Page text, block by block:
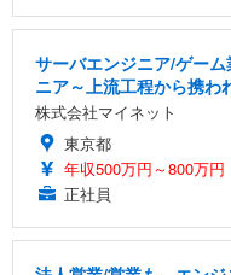
サーバエンジニア/ゲー
ニア～上流工程から携わ
株式会社マイネット
東京都
年収500万円～800万円
正社員